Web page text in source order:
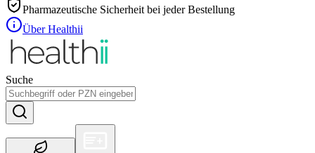
Pharmazeutische Sicherheit bei jeder Bestellung
Über Healthii
Suche